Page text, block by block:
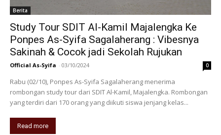
Berita
Study Tour SDIT Al-Kamil Majalengka Ke
Ponpes As-Syifa Sagalaherang : Vibesnya
Sakinah & Cocok jadi Sekolah Rujukan
Official As-Syifa - 03/10/2024 0
Rabu (02/10), Ponpes As-Syifa Sagalaherang menerima
rombongan study tour dari SDIT Al-Kamil, Majalengka. Rombongan
yang terdiri dari 170 orang yang diikuti siswa jenjang kelas...
Read more